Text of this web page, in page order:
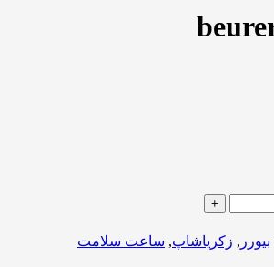
بیورر , زکریاشاپ, ساعت سلامت